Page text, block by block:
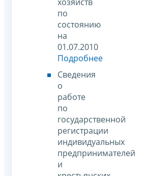
по
состоянию
на
01.07.2010
Подробнее
Сведения
о
работе
по
государственной
регистрации
индивидуальных
предпринимателей
и